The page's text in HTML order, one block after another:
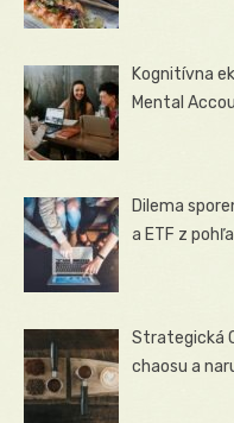
Kognitívna
Mental
Dilema
a ETF z
Strategická
chaosu a